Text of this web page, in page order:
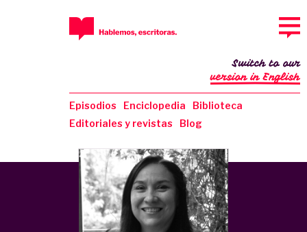
Episodios Enciclopedia
Biblioteca
Editoriales y revistas
Blog
Switch to our
version in English